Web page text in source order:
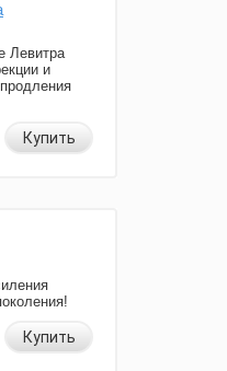
Левитра
и
Купить
Купить